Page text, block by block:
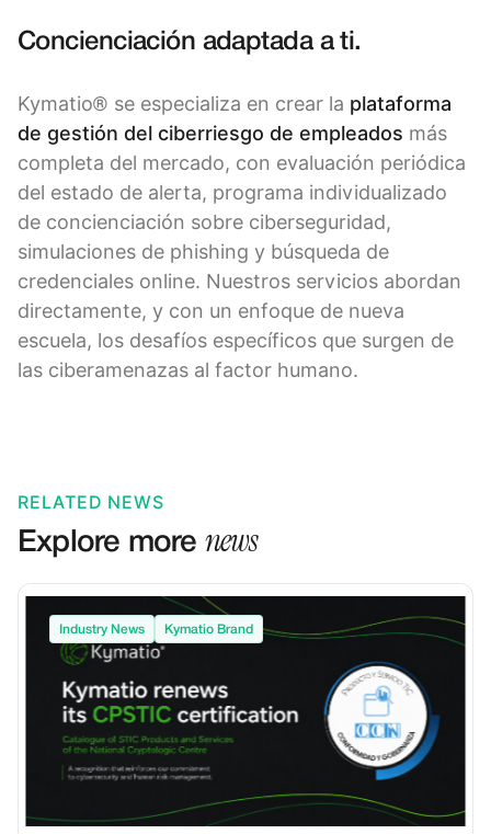
Concienciación adaptada a ti.
Kymatio® se especializa en crear la plataforma
de gestión del ciberriesgo de empleados más
completa del mercado, con evaluación periódica
del estado de alerta, programa individualizado
de concienciación sobre ciberseguridad,
simulaciones de phishing y búsqueda de
credenciales online. Nuestros servicios abordan
directamente, y con un enfoque de nueva
escuela, los desafíos específicos que surgen de
las ciberamenazas al factor humano.
RELATED NEWS
Explore more news
Industry News Kymatio Brand